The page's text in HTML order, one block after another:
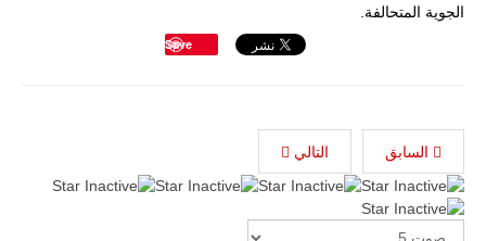
الجوية المتحالفة.
Save
السابق التالي